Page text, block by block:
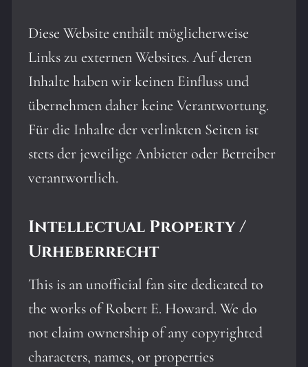
Diese Website enthält möglicherweise
Links zu externen Websites. Auf deren
Inhalte haben wir keinen Einfluss und
übernehmen daher keine Verantwortung.
Für die Inhalte der verlinkten Seiten ist
stets der jeweilige Anbieter oder Betreiber
verantwortlich.
Intellectual Property /
Urheberrecht
This is an unofficial fan site dedicated to
the works of Robert E. Howard. We do
not claim ownership of any copyrighted
characters, names, or properties